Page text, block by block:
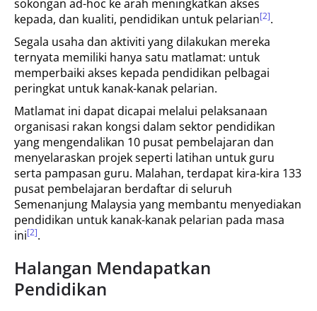
sokongan ad-hoc ke arah meningkatkan akses
kepada, dan kualiti, pendidikan untuk pelarian[2].
Segala usaha dan aktiviti yang dilakukan mereka
ternyata memiliki hanya satu matlamat: untuk
memperbaiki akses kepada pendidikan pelbagai
peringkat untuk kanak-kanak pelarian.
Matlamat ini dapat dicapai melalui pelaksanaan
organisasi rakan kongsi dalam sektor pendidikan
yang mengendalikan 10 pusat pembelajaran dan
menyelaraskan projek seperti latihan untuk guru
serta pampasan guru. Malahan, terdapat kira-kira 133
pusat pembelajaran berdaftar di seluruh
Semenanjung Malaysia yang membantu menyediakan
pendidikan untuk kanak-kanak pelarian pada masa
ini[2].
Halangan Mendapatkan
Pendidikan